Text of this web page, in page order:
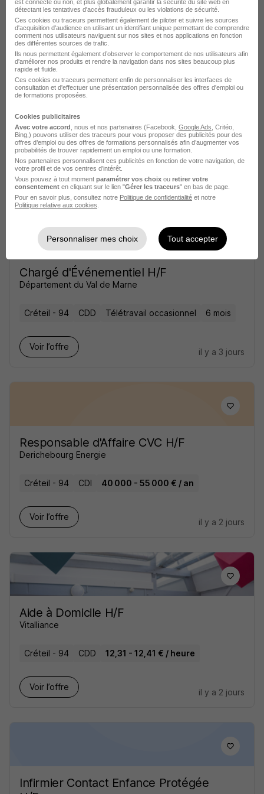
Assistant de Vie aux Familles en
Alternance H/F
Vitalliance
Créteil - 94 Alternance 12,31 - 12,41 € / heure
Voir l’offre
il y a 2 jours
Chargé d'Événementiel H/F
Département du Val de Marne
Créteil - 94 CDD Télétravail occasionnel 6 mois
Voir l’offre
il y a 3 jours
Responsable d'Affaire CVC H/F
Derichebourg Energie
Créteil - 94 CDI 40 000 - 55 000 € / an
Voir l’offre
il y a 2 jours
Aide à Domicile H/F
Vitalliance
Créteil - 94 CDD 12,31 - 12,41 € / heure
Voir l’offre
il y a 2 jours
Infirmier Contact Enfance Protégée
est connecté ou non, et plus globalement garantir la sécurité du site web en
détectant les tentatives d'accès frauduleux ou les violations de sécurité.
Ces cookies ou traceurs permettent également de piloter et suivre les sources
d'acquisition d'audience en utilisant un identifiant unique permettant de comprendre
comment nos utilisateurs naviguent sur nos sites et nos applications en fonction
des différentes sources de trafic.
Ils nous permettent également d’observer le comportement de nos utilisateurs afin
d'améliorer nos produits et rendre la navigation dans nos sites beaucoup plus
rapide et fluide.
Ces cookies ou traceurs permettent enfin de personnaliser les interfaces de
consultation et d'effectuer une présentation personnalisée des offres d'emploi ou
de formations proposées.
Cookies publicitaires
Avec votre accord , nous et nos partenaires (Facebook, Google Ads , Critéo,
Bing,) pouvons utiliser des traceurs pour vous proposer des publicités pour des
offres d’emploi ou des offres de formations personnalisés afin d’augmenter vos
probabilités de trouver rapidement un emploi ou une formation.
Nos partenaires personnalisent ces publicités en fonction de votre navigation, de
votre profil et de vos centres d’intérêt.
Vous pouvez à tout moment paramétrer vos choix ou retirer votre
consentement en cliquant sur le lien "Gérer les traceurs" en bas de page.
Pour en savoir plus, consultez notre Politique de confidentialité et notre
Politique relative aux cookies
Personnaliser mes choix Tout accepter